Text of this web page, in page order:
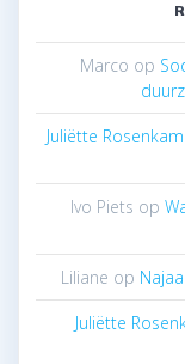
Marco op
Juliëtte
Ivo Piets op
Liliane op
Juliëtte